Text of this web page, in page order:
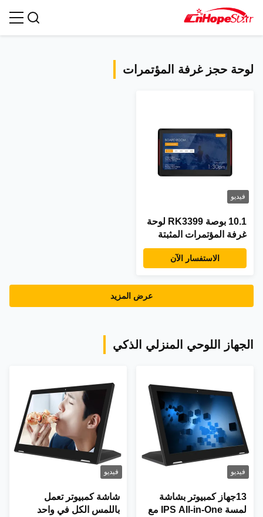
لوحة حجز غرفة المؤتمرات
فيديو
10.1 بوصة RK3399 لوحة
غرفة المؤتمرات المثبتة
على الحائط مع دعم NFC
وقدرة POE لنظام حجز
الاستفسار الآن
عرض المزيد
الجهاز اللوحي المنزلي الذكي
فيديو
13جهاز كمبيوتر بشاشة
لمسة IPS All-in-One مع
فيديو
شاشة كمبيوتر تعمل
باللمس الكل في واحد